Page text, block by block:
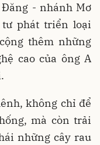
- nhánh Mơ
phát triển loại
thêm những
cao của ông A
không chỉ để
mà còn trải
những cây rau